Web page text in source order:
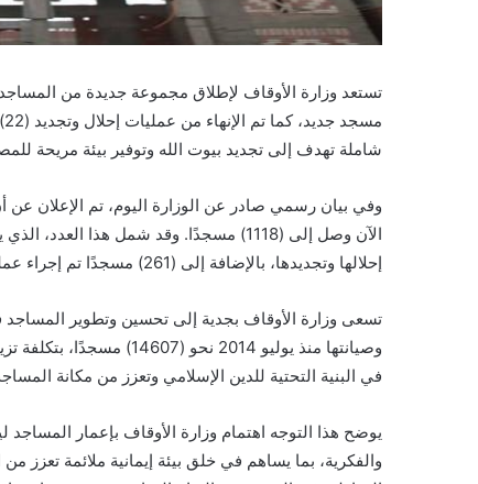
شاملة تهدف إلى تجديد بيوت الله وتوفير بيئة مريحة
إحلالها وتجديدها، بالإضافة إلى (261) مسجدًا تم إجراء عمليات صيانة وتطوير لها.
تسعى وزارة الأوقاف بجدية إلى تحسين وتطوير
في البنية التحتية للدين الإسلامي وتعزز من مكانة
يوضح هذا التوجه اهتمام وزارة الأوقاف بإعمار
والفكرية، بما يساهم في خلق بيئة إيمانية ملائمة